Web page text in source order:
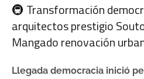
🚇 Transformación
arquitectos prestigio
Mangado renovación
Llegada democracia inició